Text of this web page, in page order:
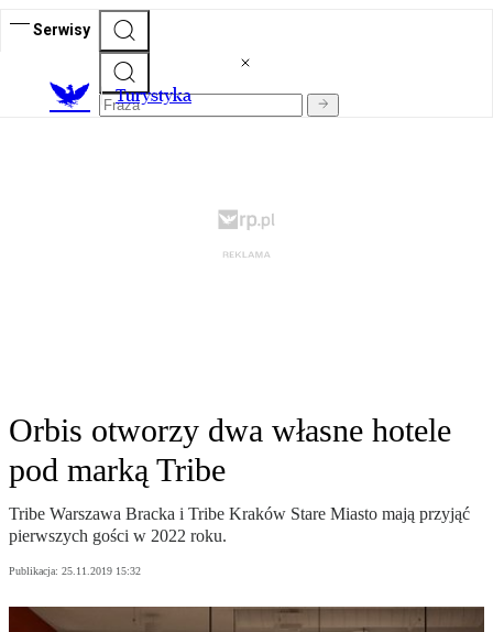
Serwisy
Turystyka
Orbis otworzy dwa własne hotele
pod marką Tribe
Tribe Warszawa Bracka i Tribe Kraków Stare Miasto mają przyjąć
pierwszych gości w 2022 roku.
Publikacja: 25.11.2019 15:32